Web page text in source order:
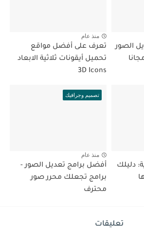
الصور
منذ عام
تعرف على أفضل مواقع
تحميل أيقونات ثلاثية الابعاد
3D Icons
دليلك
تصميم وجرافيك
منذ عام
أفضل برامج تعديل الصور -
برامج تجعلك محرر صور
محترف
تعليقات